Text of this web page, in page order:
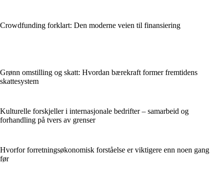
Crowdfunding forklart: Den moderne veien til finansiering
Grønn omstilling og skatt: Hvordan bærekraft former fremtidens
skattesystem
Kulturelle forskjeller i internasjonale bedrifter – samarbeid og
forhandling på tvers av grenser
Hvorfor forretningsøkonomisk forståelse er viktigere enn noen gang
før